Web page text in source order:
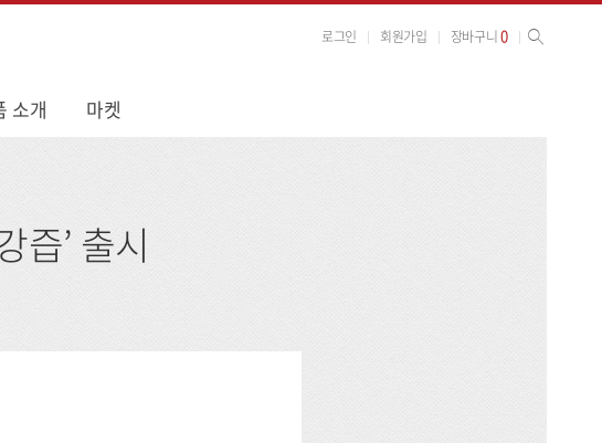
소개 마켓
로그인 회원가입 장바구니0 사이트 검색
즙’ 출시